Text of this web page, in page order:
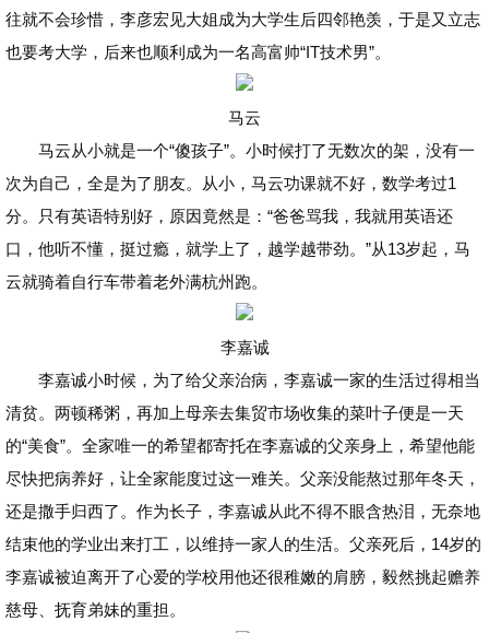
往就不会珍惜，李彦宏见大姐成为大学生后四邻艳羡，于是又立志
也要考大学，后来也顺利成为一名高富帅“IT技术男”。
马云
马云从小就是一个“傻孩子”。小时候打了无数次的架，没有一
次为自己，全是为了朋友。从小，马云功课就不好，数学考过1
分。只有英语特别好，原因竟然是：“爸爸骂我，我就用英语还
口，他听不懂，挺过瘾，就学上了，越学越带劲。”从13岁起，马
云就骑着自行车带着老外满杭州跑。
李嘉诚
李嘉诚小时候，为了给父亲治病，李嘉诚一家的生活过得相当
清贫。两顿稀粥，再加上母亲去集贸市场收集的菜叶子便是一天
的“美食”。全家唯一的希望都寄托在李嘉诚的父亲身上，希望他能
尽快把病养好，让全家能度过这一难关。父亲没能熬过那年冬天，
还是撒手归西了。作为长子，李嘉诚从此不得不眼含热泪，无奈地
结束他的学业出来打工，以维持一家人的生活。父亲死后，14岁的
李嘉诚被迫离开了心爱的学校用他还很稚嫩的肩膀，毅然挑起赡养
慈母、抚育弟妹的重担。